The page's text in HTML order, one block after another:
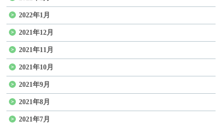
2022年1月
2021年12月
2021年11月
2021年10月
2021年9月
2021年8月
2021年7月